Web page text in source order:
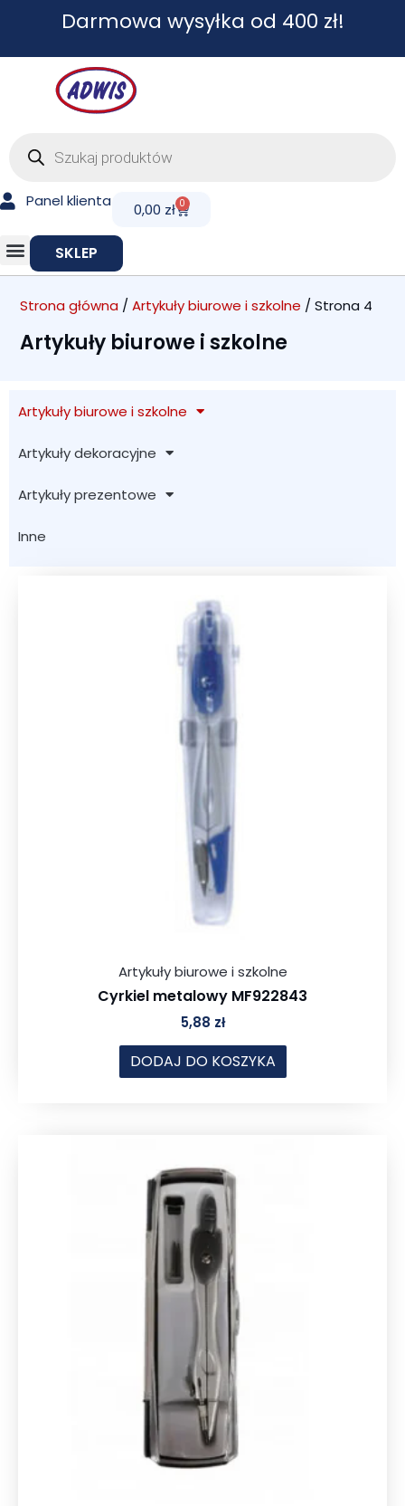
Darmowa wysyłka od 400 zł!
Panel klienta 0,00 zł 0
Cart
SKLEP
Strona główna /Artykuły biurowe i szkolne / Strona 4
Artykuły biurowe i szkolne
Artykuły biurowe i szkolne
Artykuły dekoracyjne
Artykuły prezentowe
Inne
Artykuły biurowe i szkolne
Cyrkiel metalowy MF922843
5,88 zł
DODAJ DO KOSZYKA